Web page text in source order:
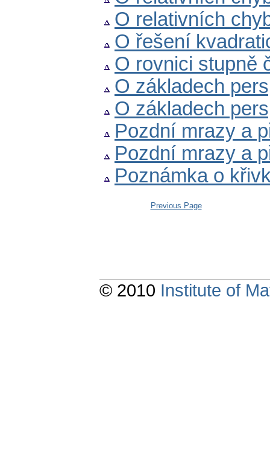
O relativních
O řešení
O rovnici stupně
O základech
O základech
Pozdní mrazy a
Pozdní mrazy a
Poznámka o
Previous Page
© 2010 Institute of